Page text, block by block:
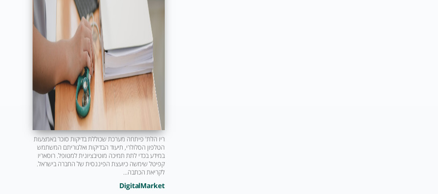
ריו הלת' פיתחה מערכת שכוללת בדיקות סוכר באמצעות
הטלפון הסלולרי, תיעוד הבדיקות ואלגוריתם המשתמש
במידע בכדי לתת תמיכה מוטיבציונית למטופל. רוסאריו
קפיטל שימשה כיועצת הפיננסית של החברה בישראל.
לקריאת הכתבה...
DigitalMarket